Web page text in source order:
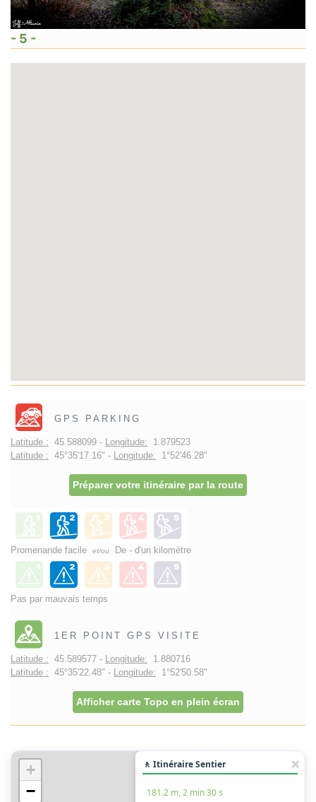
- 5 -
GPS PARKING
Latitude : 45.588099 - Longitude: 1.879523
Latitude : 45°35'17.16" - Longitude: 1°52'46.28"
Préparer votre itinéraire par la route
Promenande facile et/ou De - d'un kilomètre
Pas par mauvais temps
1ER POINT GPS VISITE
Latitude : 45.589577 - Longitude: 1.880716
Latitude : 45°35'22.48" - Longitude: 1°52'50.58"
Afficher carte Topo en plein écran
+
−
🚶 Itinéraire Sentier
181.2 m, 2 min 30 s